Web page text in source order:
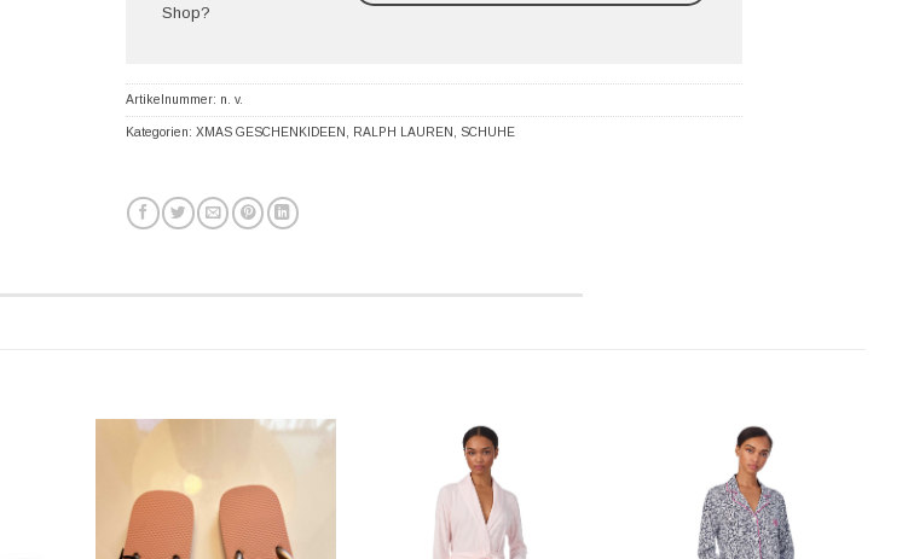
Shop?
Artikelnummer: n. v.
Kategorien: XMAS GESCHENKIDEEN RALPH LAUREN SCHUHE